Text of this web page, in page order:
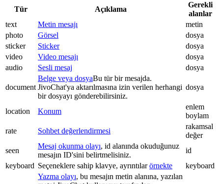
Tür Açıklama
Gerekli
alanlar
text
Metin mesajı
metin
photo
Görsel
dosya
sticker
Sticker
dosya
video
Video mesajı
dosya
audio
Sesli mesaj dosya
document
Belge veya dosyaBu tür bir mesajda.
JivoChat'ya aktarılmasına izin verilen herhangi
bir dosyayı gönderebilirsiniz.
dosya
location Konum
enlem
boylam
rate
Sohbet değerlendirmesi
rakamsal
değer
seen
Mesaj okunma olayı, id alanında okuduğunuz
mesajın ID'sini belirtmelisiniz.
id
keyboard Seçeneklere sahip klavye, ayrıntılarörnekte keyboard
Yazma olayı, bu mesajın metin alanına, yazılan